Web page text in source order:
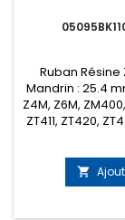
Ruban Résine
Mandrin : 25.4
Z4M, Z6M,
ZT411, ZT420,
Pax4, 170
